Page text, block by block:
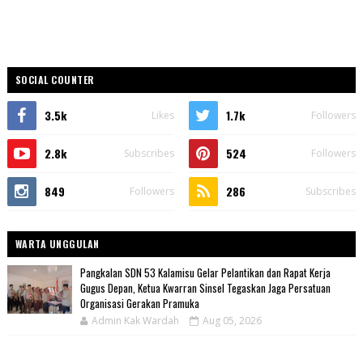
SOCIAL COUNTER
3.5k Likes 1.7k Followers
2.8k Subscribes 524 Followers
849 Followers 286 Subscribes
WARTA UNGGULAN
Pangkalan SDN 53 Kalamisu Gelar Pelantikan dan Rapat Kerja
Gugus Depan, Ketua Kwarran Sinsel Tegaskan Jaga Persatuan
Organisasi Gerakan Pramuka
Admin Kak Wardah Aug 05, 2026